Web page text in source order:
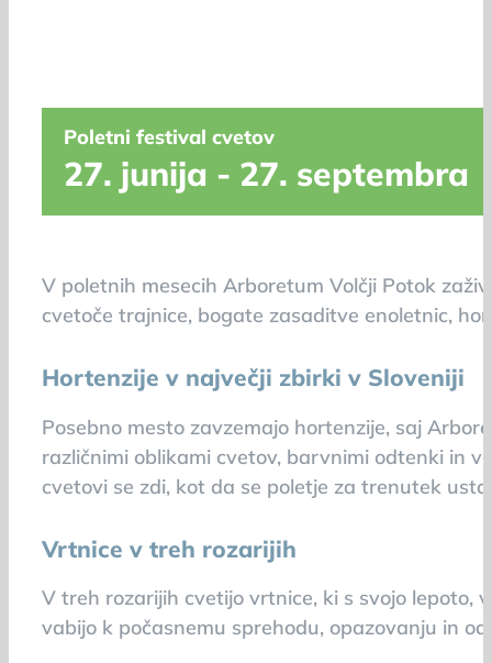
Poletni festival cvetov
27. junija - 27. septembra
V poletnih mesecih Arboretum Volčji Potok
cvetoče trajnice, bogate zasaditve enoletnic,
Hortenzije v največji zbirki v Sloveniji
Posebno mesto zavzemajo hortenzije, saj
različnimi oblikami cvetov, barvnimi odtenki in
cvetovi se zdi, kot da se poletje za trenutek
Vrtnice v treh rozarijih
V treh rozarijih cvetijo vrtnice, ki s svojo lepoto,
vabijo k počasnemu sprehodu, opazovanju in